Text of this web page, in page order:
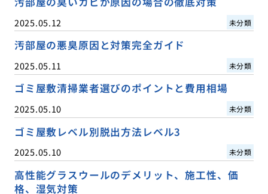
2025.05.12 未分類
汚部屋の悪臭原因と対策完全ガイド
2025.05.11 未分類
ゴミ屋敷清掃業者選びのポイントと費用相場
2025.05.10 未分類
ゴミ屋敷レベル別脱出方法レベル3
2025.05.10 未分類
高性能グラスウールのデメリット、施工性、価
格、湿気対策